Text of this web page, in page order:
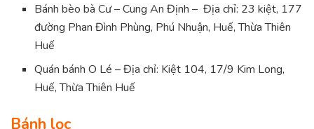
Bánh bèo bà Cư – Cung An Định – Địa chỉ: 23 kiệt, 177
đường Phan Đình Phùng, Phú Nhuận, Huế, Thừa Thiên
Huế
Quán bánh O Lé – Địa chỉ: Kiệt 104, 17/9 Kim Long,
Huế, Thừa Thiên Huế
Bánh lọc